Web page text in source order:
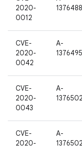
2020-
0012
CVE-
2020-
0042
A-
CVE-
2020-
0043
A-
CVE-
2020-
A-